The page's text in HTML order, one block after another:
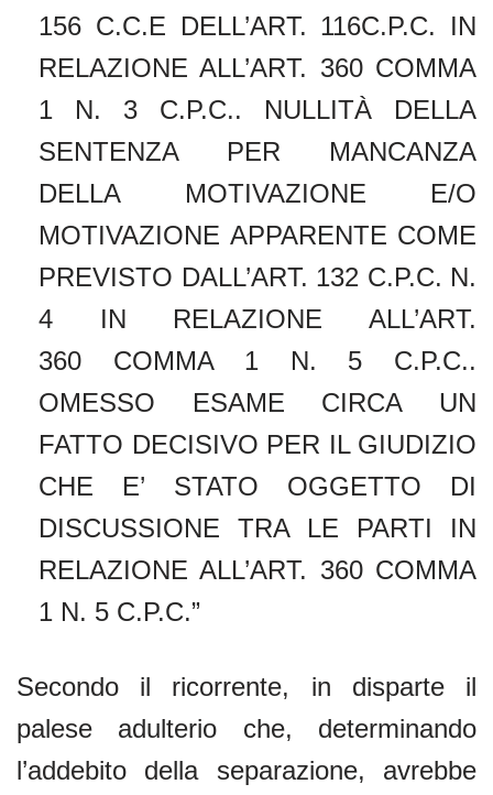
156 C.C.E DELL’ART. 116C.P.C. IN
RELAZIONE ALL’ART. 360 COMMA
1 N. 3 C.P.C.. NULLITÀ DELLA
SENTENZA PER MANCANZA
DELLA MOTIVAZIONE E/O
MOTIVAZIONE APPARENTE COME
PREVISTO DALL’ART. 132 C.P.C. N.
4 IN RELAZIONE ALL’ART.
360 COMMA 1 N. 5 C.P.C..
OMESSO ESAME CIRCA UN
FATTO DECISIVO PER IL GIUDIZIO
CHE E’ STATO OGGETTO DI
DISCUSSIONE TRA LE PARTI IN
RELAZIONE ALL’ART. 360 COMMA
1 N. 5 C.P.C.”
Secondo il ricorrente, in disparte il
palese adulterio che, determinando
l’addebito della separazione, avrebbe